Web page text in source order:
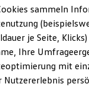
Versicherung
Class bei
sammeln
je Seite,
Ihre
mit
Nutzererlebnis